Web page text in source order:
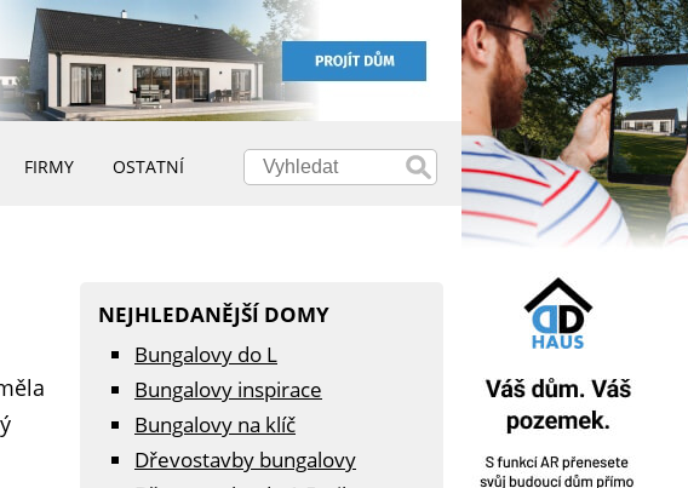
FIRMY OSTATNÍ
NEJHLEDANĚJŠÍ DOMY
Bungalovy do L
Bungalovy inspirace
Bungalovy na klíč
Dřevostavby bungalovy